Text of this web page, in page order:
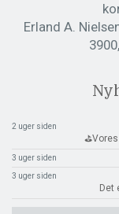
Erland A.
2 uger siden
3 uger siden
3 uger siden
Det